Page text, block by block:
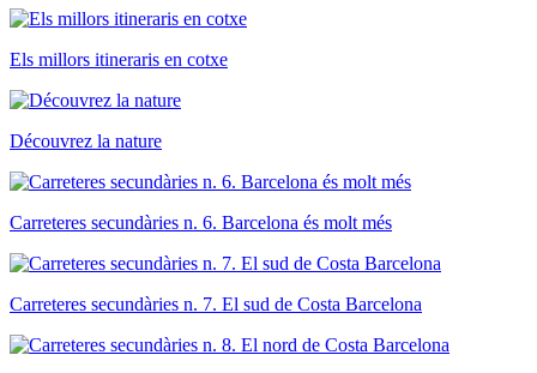
Els millors itineraris en cotxe
Découvrez la nature
Carreteres secundàries n. 6. Barcelona és molt més
Carreteres secundàries n. 7. El sud de Costa Barcelona